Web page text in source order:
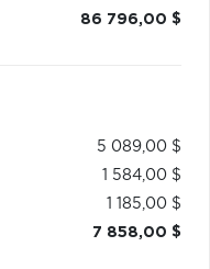
86 796,00 $
5 089,00 $
1 584,00 $
1 185,00 $
7 858,00 $